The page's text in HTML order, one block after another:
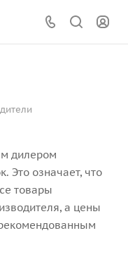
дилером
Это означает, что
товары
а цены